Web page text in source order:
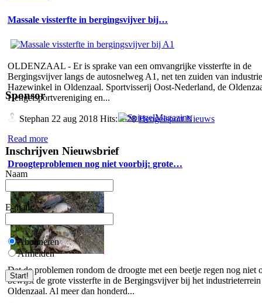
Massale vissterfte in bergingsvijver bij…
OLDENZAAL - Er is sprake van een omvangrijke vissterfte in de
Bergingsvijver langs de autosnelweg A1, net ten zuiden van
Hazewinkel in Oldenzaal. Sportvisserij Oost-Nederland, de
Hengelsportvereniging en...
Stephan 22 aug 2018 Hits:5328Hengelsport Nieuws
Read more
Droogteproblemen nog niet voorbij: grote…
Dat de problemen rondom de droogte met een beetje regen nog niet
bewijst de grote vissterfte in de Bergingsvijver bij het
Oldenzaal. Al meer dan honderd...
Sponsor
Inschrijven Nieuwsbrief
Naam
E-mail
Abonneren
Afmelden